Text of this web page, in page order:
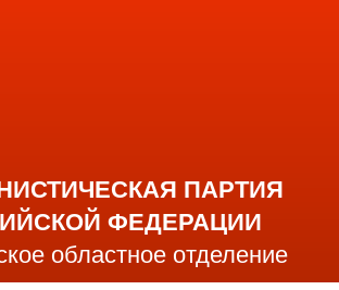
ПАРТИЯ
ФЕДЕРАЦИИ
областное отделение